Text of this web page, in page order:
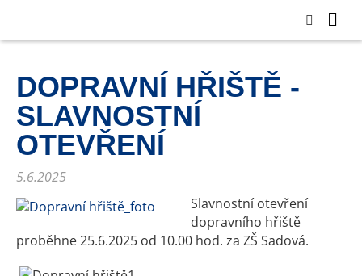
DOPRAVNÍ HŘIŠTĚ -
SLAVNOSTNÍ
OTEVŘENÍ
5.6.2025
Slavnostní otevření
dopravního hřiště
proběhne 25.6.2025 od 10.00 hod. za ZŠ Sadová.